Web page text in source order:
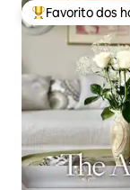
Favoritos dos
Favorito dos